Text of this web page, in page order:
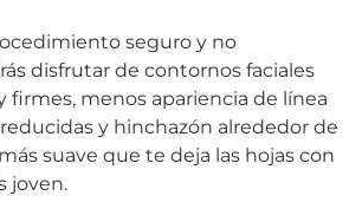
seguro y no
disfrutar de contornos faciales
firmes, menos apariencia de línea
y hinchazón alrededor de
suave que te deja las hojas con
joven.